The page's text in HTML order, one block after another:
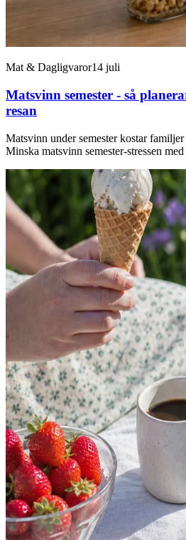
Mat & Dagligvaror14 juli
Matsvinn semester - så
resan
Matsvinn under semester kostar
Minska matsvinn semester-stressen